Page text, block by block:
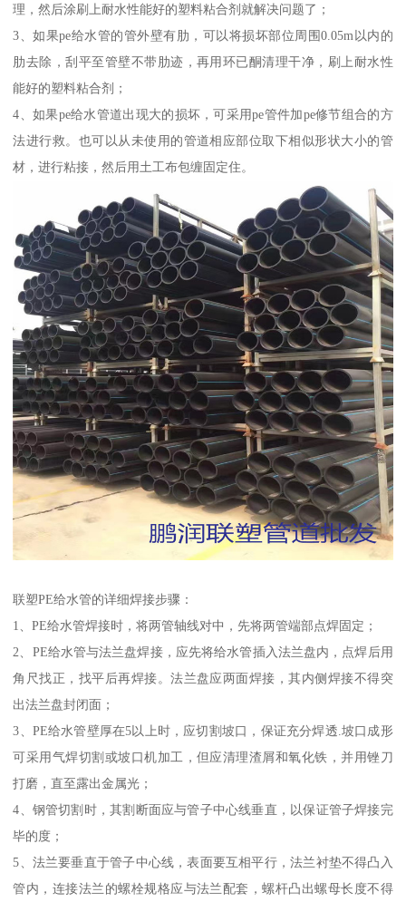
理，然后涂刷上耐水性能好的塑料粘合剂就解决问题了；
3、如果pe给水管的管外壁有肋，可以将损坏部位周围0.05m以内的
肋去除，刮平至管壁不带肋迹，再用环已酮清理干净，刷上耐水性
能好的塑料粘合剂；
4、如果pe给水管道出现大的损坏，可采用pe管件加pe修节组合的方
法进行救。也可以从未使用的管道相应部位取下相似形状大小的管
材，进行粘接，然后用土工布包缠固定住。
联塑PE给水管的详细焊接步骤：
1、PE给水管焊接时，将两管轴线对中，先将两管端部点焊固定；
2、PE给水管与法兰盘焊接，应先将给水管插入法兰盘内，点焊后用
角尺找正，找平后再焊接。法兰盘应两面焊接，其内侧焊接不得突
出法兰盘封闭面；
3、PE给水管壁厚在5以上时，应切割坡口，保证充分焊透.坡口成形
可采用气焊切割或坡口机加工，但应清理渣屑和氧化铁，并用锉刀
打磨，直至露出金属光；
4、钢管切割时，其割断面应与管子中心线垂直，以保证管子焊接完
毕的度；
5、法兰要垂直于管子中心线，表面要互相平行，法兰衬垫不得凸入
管内，连接法兰的螺栓规格应与法兰配套，螺杆凸出螺母长度不得